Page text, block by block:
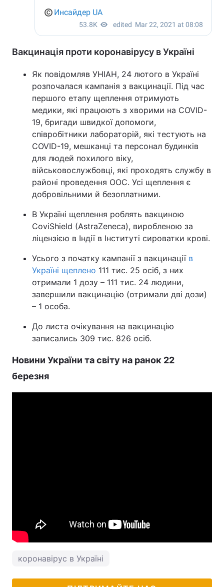
Вакцинація проти коронавірусу в Україні
Як повідомляв УНІАН, 24 лютого в Україні
розпочалася кампанія з вакцинації. Під час
першого етапу щеплення отримують
медики, які працюють з хворими на COVID-
19, бригади швидкої допомоги,
співробітники лабораторій, які тестують на
COVID-19, мешканці та персонал будинків
для людей похилого віку,
військовослужбовці, які проходять службу в
районі проведення ООС. Усі щеплення є
добровільними й безоплатними.
В Україні щеплення роблять вакциною
CoviShield (AstraZeneca), виробленою за
ліцензією в Індії в Інституті сироватки крові.
Усього з початку кампанії з вакцинації в
Україні щеплено 111 тис. 25 осіб, з них
отримали 1 дозу – 111 тис. 24 людини,
завершили вакцинацію (отримали дві дози)
– 1 особа.
До листа очікування на вакцинацію
записались 309 тис. 826 осіб.
Новини України та світу на ранок 22
березня
коронавірус в Україні